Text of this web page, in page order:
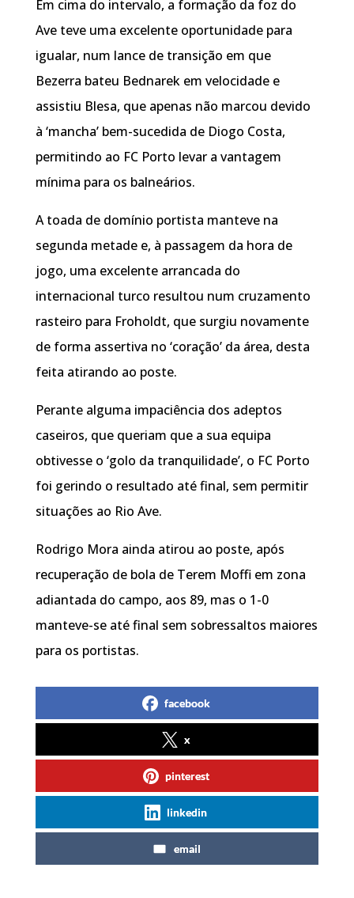
Em cima do intervalo, a formação da foz do
Ave teve uma excelente oportunidade para
igualar, num lance de transição em que
Bezerra bateu Bednarek em velocidade e
assistiu Blesa, que apenas não marcou devido
à ‘mancha’ bem-sucedida de Diogo Costa,
permitindo ao FC Porto levar a vantagem
mínima para os balneários.
A toada de domínio portista manteve na
segunda metade e, à passagem da hora de
jogo, uma excelente arrancada do
internacional turco resultou num cruzamento
rasteiro para Froholdt, que surgiu novamente
de forma assertiva no ‘coração’ da área, desta
feita atirando ao poste.
Perante alguma impaciência dos adeptos
caseiros, que queriam que a sua equipa
obtivesse o ‘golo da tranquilidade’, o FC Porto
foi gerindo o resultado até final, sem permitir
situações ao Rio Ave.
Rodrigo Mora ainda atirou ao poste, após
recuperação de bola de Terem Moffi em zona
adiantada do campo, aos 89, mas o 1-0
manteve-se até final sem sobressaltos maiores
para os portistas.
facebook
x
pinterest
linkedin
email